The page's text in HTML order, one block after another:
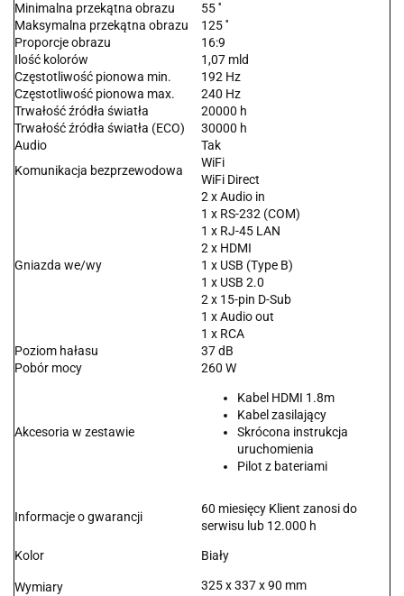
Minimalna przekątna obrazu
55 ''
Maksymalna przekątna obrazu
125 ''
Proporcje obrazu
16:9
Ilość kolorów
1,07 mld
Częstotliwość pionowa min.
192 Hz
Częstotliwość pionowa max.
240 Hz
Trwałość źródła światła
20000 h
Trwałość źródła światła (ECO)
30000 h
Audio
Tak
Komunikacja bezprzewodowa
WiFi
WiFi Direct
Gniazda we/wy
2 x Audio in
1 x RS-232 (COM)
1 x RJ-45 LAN
2 x HDMI
1 x USB (Type B)
1 x USB 2.0
2 x 15-pin D-Sub
1 x Audio out
1 x RCA
Poziom hałasu
37 dB
Pobór mocy
260 W
Akcesoria w zestawie
Kabel HDMI 1.8m
Kabel zasilający
Skrócona instrukcja
uruchomienia
Pilot z bateriami
Informacje o gwarancji
60 miesięcy Klient zanosi do
serwisu lub 12.000 h
Kolor Biały
Wymiary 325 x 337 x 90 mm